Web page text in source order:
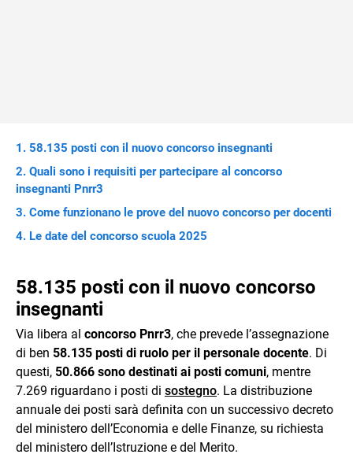
58.135 posti con il nuovo concorso insegnanti
Quali sono i requisiti per partecipare al concorso
insegnanti Pnrr3
Come funzionano le prove del nuovo concorso per docenti
Le date del concorso scuola 2025
58.135 posti con il nuovo concorso
insegnanti
Via libera al concorso Pnrr3, che prevede l’assegnazione
di ben 58.135 posti di ruolo per il personale docente. Di
questi, 50.866 sono destinati ai posti comuni, mentre
7.269 riguardano i posti di sostegno. La distribuzione
annuale dei posti sarà definita con un successivo decreto
del ministero dell’Economia e delle Finanze, su richiesta
del ministero dell’Istruzione e del Merito.